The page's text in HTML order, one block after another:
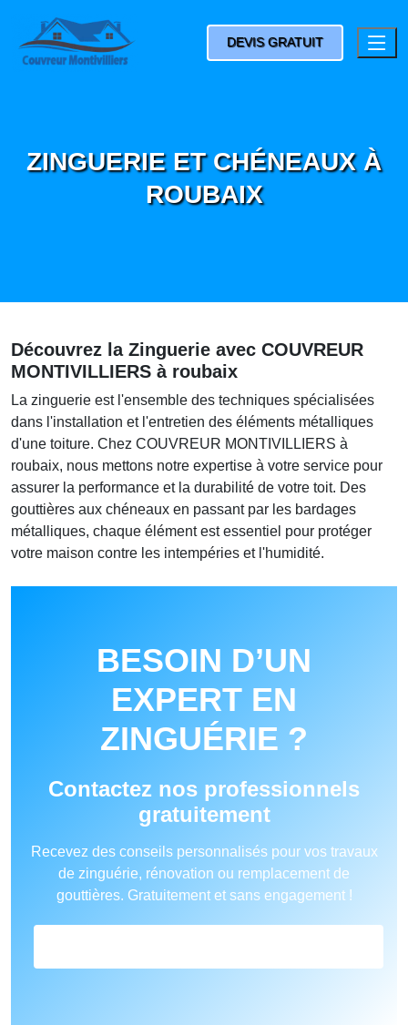
DEVIS GRATUIT
ZINGUERIE ET CHÉNEAUX À
ROUBAIX
Découvrez la Zinguerie avec COUVREUR
MONTIVILLIERS à roubaix
La zinguerie est l'ensemble des techniques spécialisées
dans l'installation et l'entretien des éléments métalliques
d'une toiture. Chez COUVREUR MONTIVILLIERS à
roubaix, nous mettons notre expertise à votre service pour
assurer la performance et la durabilité de votre toit. Des
gouttières aux chéneaux en passant par les bardages
métalliques, chaque élément est essentiel pour protéger
votre maison contre les intempéries et l'humidité.
BESOIN D’UN
EXPERT EN
ZINGUÉRIE ?
Contactez nos professionnels
gratuitement
Recevez des conseils personnalisés pour vos travaux
de zinguérie, rénovation ou remplacement de
gouttières. Gratuitement et sans engagement !